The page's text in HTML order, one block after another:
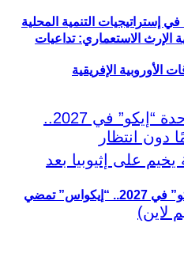
إستراتيجيات التنمية المحلية
الإرث الاستعماري: تداعيات
الأوروبية الإفريقية
إطلاق العملة الموحدة “إيكو” في 2027.. “إيكواس” تمضي